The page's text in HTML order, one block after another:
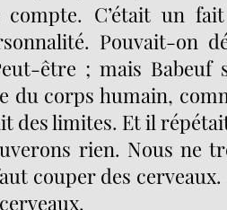
compte. C’était un
Pouvait-on
être ; mais Babeuf
du corps humain,
des limites. Et il
rien. Nous ne
couper des